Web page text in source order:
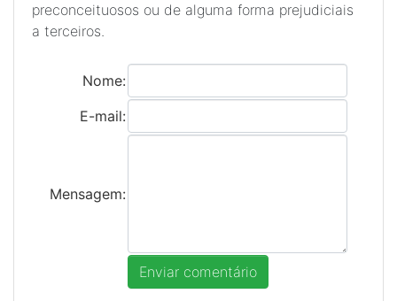
preconceituosos ou de alguma forma prejudiciais
a terceiros.
Nome:
E-mail:
Mensagem: